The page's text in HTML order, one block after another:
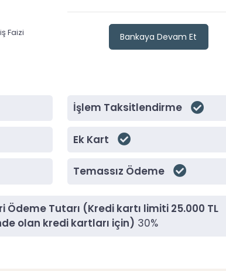
Faizi Bankaya Devam Et
İşlem Taksitlendirme
Ek Kart
Temassız Ödeme
Ödeme Tutarı (Kredi kartı limiti 25.000 TL
olan kredi kartları için) 30%